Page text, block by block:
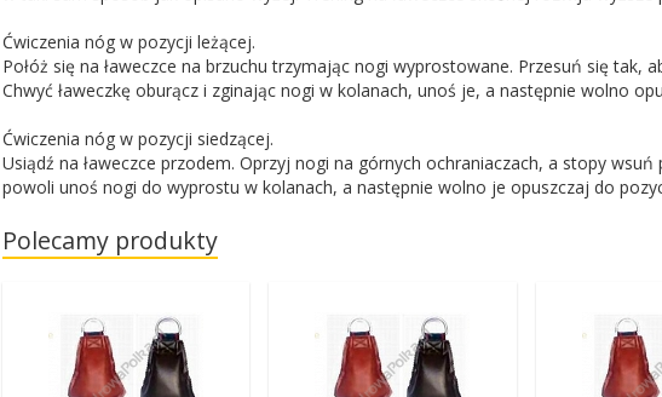
Ćwiczenia nóg w pozycji leżącej.
Połóż się na ławeczce na brzuchu trzymając nogi wyprostowane. Przesuń się tak,
Chwyć ławeczkę oburącz i zginając nogi w kolanach, unoś je, a następnie wolno
Ćwiczenia nóg w pozycji siedzącej.
Usiądź na ławeczce przodem. Oprzyj nogi na górnych ochraniaczach, a stopy
powoli unoś nogi do wyprostu w kolanach, a następnie wolno je opuszczaj do
Polecamy produkty